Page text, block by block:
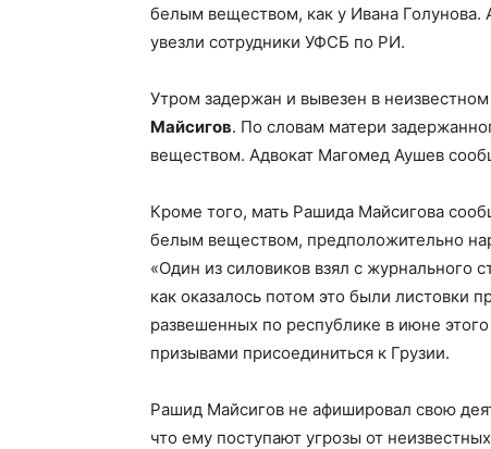
белым веществом, как у Ивана
увезли сотрудники УФСБ по РИ.
Утром задержан и вывезен в
Майсигов. По словам матери
веществом. Адвокат Магомед Аушев
Кроме того, мать Рашида Майсигова
белым веществом, предположительно
«Один из силовиков взял с журнального
как оказалось потом это были листовки
развешенных по республике в июне
призывами присоединиться к Грузии.
Рашид Майсигов не афишировал свою
что ему поступают угрозы от